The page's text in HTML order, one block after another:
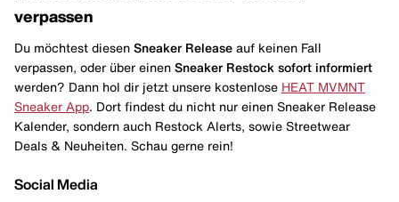
verpassen
Du möchtest diesen Sneaker Release auf keinen Fall
verpassen, oder über einen Sneaker Restock sofort informiert
werden? Dann hol dir jetzt unsere kostenlose HEAT MVMNT
Sneaker App . Dort findest du nicht nur einen Sneaker Release
Kalender, sondern auch Restock Alerts, sowie Streetwear
Deals & Neuheiten. Schau gerne rein!
Social Media